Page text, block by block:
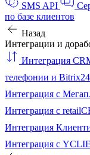
SMS API
по базе клиентов
Назад
Интеграции и
Интеграция
телефонии и Bitrix24
Интеграция с
Интеграция с
Интеграция
Интеграция с